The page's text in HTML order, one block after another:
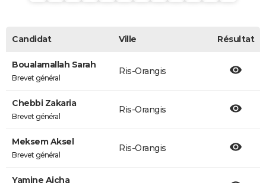
Candidat Ville Résultat
Boualamallah Sarah
Brevet général
Ris-Orangis
Chebbi Zakaria
Brevet général
Ris-Orangis
Meksem Aksel
Brevet général
Ris-Orangis
Yamine Aicha